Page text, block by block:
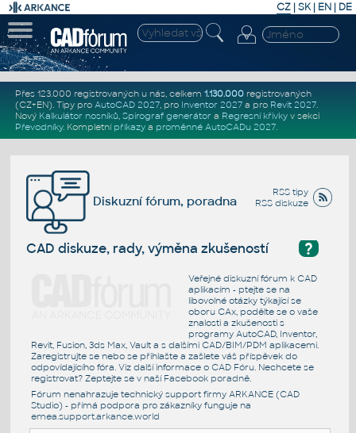
CZ | SK| EN | DE
Přes 123.000 registrovaných u nás, celkem 1.130.000registrovaných
(CZ+EN). Tipy pro AutoCAD 2027, pro Inventor 2027a pro Revit 2027.
Nový Kalkulátor nosníků, Spirograf generátor a Regresní křivkyv sekci
Převodníky. Kompletní příkazya proměnné AutoCADu 2027.
RSS tipy
RSS diskuze
Diskuzní fórum, poradna
?
CAD diskuze, rady, výměna zkušeností
Veřejné diskuzní fórum k CAD
aplikacím - ptejte se na
libovolné otázky týkající se
oboru CAx, podělte se o vaše
znalosti a zkušenosti s
programy AutoCAD, Inventor,
Revit, Fusion, 3ds Max, Vault a s dalšími CAD/BIM/PDM aplikacemi.
Zaregistrujte se nebo se přihlašte a zašlete váš příspěvek do
odpovídajícího fóra. Viz další informace o CAD Fóru. Nechcete se
registrovat? Zeptejte se v naší Facebook poradně.
Fórum nenahrazuje technický support firmy ARKANCE (CAD
Studio) - přímá podpora pro zákazníky funguje na
emea.support.arkance.world